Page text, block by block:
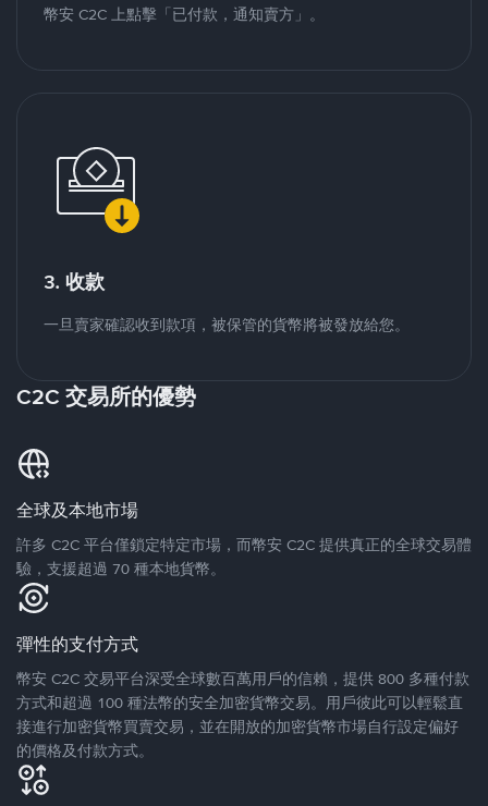
幣安 C2C 上點擊「已付款，通知賣方」。
3. 收款
一旦賣家確認收到款項，被保管的貨幣將被發放給您。
C2C 交易所的優勢
全球及本地市場
許多 C2C 平台僅鎖定特定市場，而幣安 C2C 提供真正的全球交易體
驗，支援超過 70 種本地貨幣。
彈性的支付方式
幣安 C2C 交易平台深受全球數百萬用戶的信賴，提供 800 多種付款
方式和超過 100 種法幣的安全加密貨幣交易。用戶彼此可以輕鬆直
接進行加密貨幣買賣交易，並在開放的加密貨幣市場自行設定偏好
的價格及付款方式。